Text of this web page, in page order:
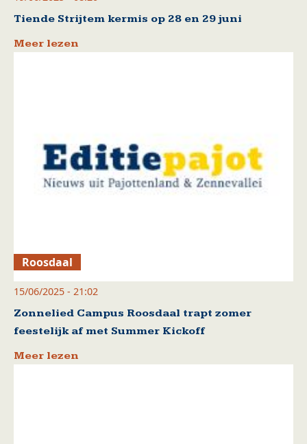
Tiende Strijtem kermis op 28 en 29 juni
Meer lezen
Roosdaal
15/06/2025 - 21:02
Zonnelied Campus Roosdaal trapt zomer
feestelijk af met Summer Kickoff
Meer lezen